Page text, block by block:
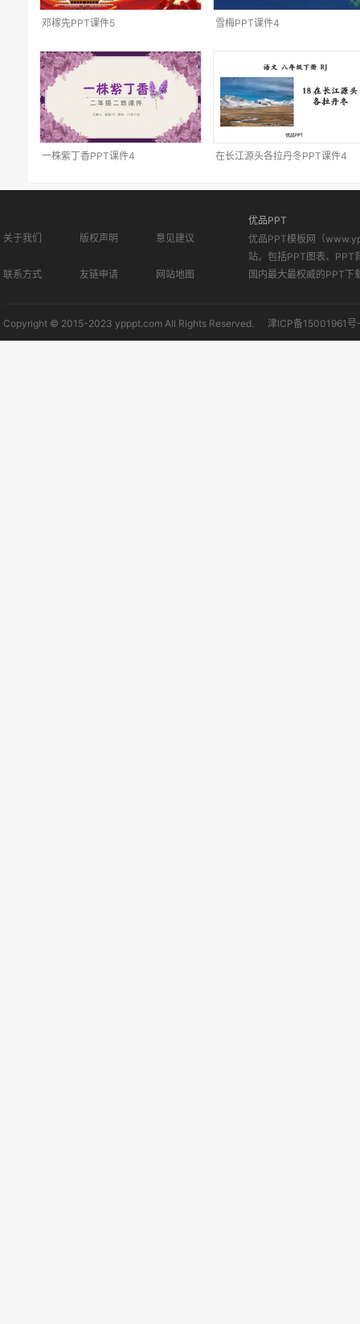
邓稼先PPT课件5 雪梅PPT课件4
一株紫丁香PPT课件4 在长江源头各拉丹冬PPT课件4
关于我们 版权声明 意见建议
联系方式 友链申请 网站地图
优品PPT
优品PPT模板网（
站。包括PPT图表、PPT
国内最大最权威的PPT下
Copyright © 2015-2023 ypppt.com All Rights Reserved. 津ICP备15001961号